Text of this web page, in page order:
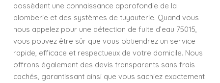
possèdent une connaissance approfondie de la
plomberie et des systèmes de tuyauterie. Quand vous
nous appelez pour une détection de fuite d’eau 75015,
vous pouvez être sûr que vous obtiendrez un service
rapide, efficace et respectueux de votre domicile. Nous
offrons également des devis transparents sans frais
cachés, garantissant ainsi que vous sachiez exactement